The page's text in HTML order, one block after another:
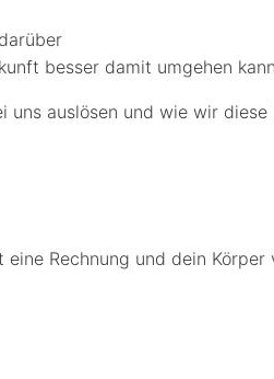
besser damit umgehen kann
auslösen und wie wir
Rechnung und dein